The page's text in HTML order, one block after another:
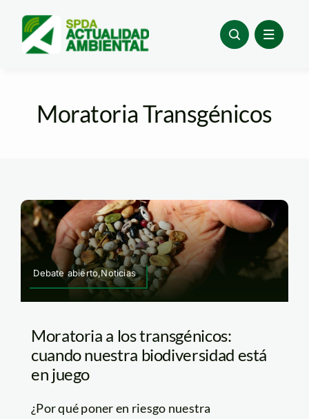
content
Moratoria Transgénicos
Debate abierto,Noticias
Moratoria a los transgénicos:
cuando nuestra biodiversidad está
en juego
¿Por qué poner en riesgo nuestra